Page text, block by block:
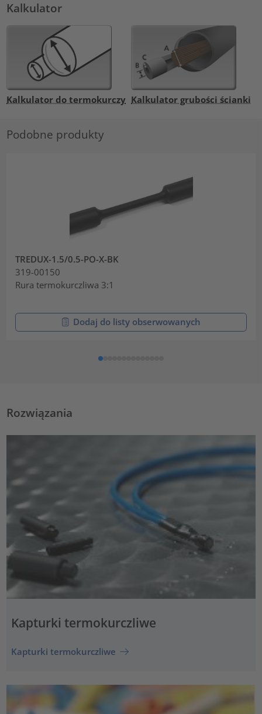
Kalkulator
Kalkulator do termokurczy Kalkulator grubości ścianki
Podobne produkty
TREDUX-1.5/0.5-PO-X-BK
319-00150
Rura termokurczliwa 3:1
Dodaj do listy obserwowanych
Rozwiązania
Kapturki termokurczliwe
Kapturki termokurczliwe